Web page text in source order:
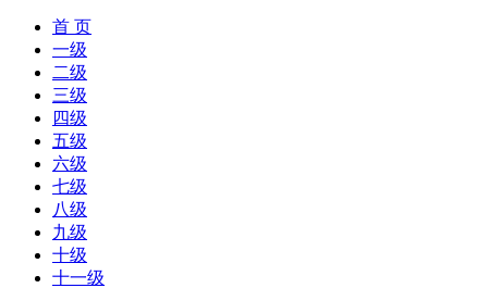
首 页
一级
二级
三级
四级
五级
六级
七级
八级
九级
十级
十一级